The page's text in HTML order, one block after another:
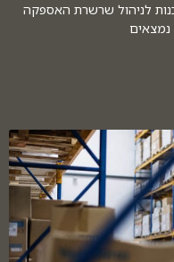
לניהול שרשרת האספקה
נמצאים